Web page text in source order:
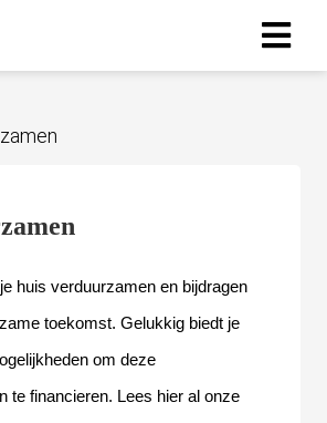
huis verduurzamen en bijdragen
toekomst. Gelukkig biedt je
om deze
te financieren. Lees hier al onze